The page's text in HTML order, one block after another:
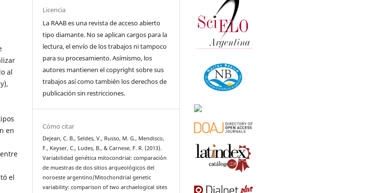
al
en
el
Licencia
La RAAB es una revista de acceso abierto
tipo diamante. No se aplican cargos para la
lectura, el envío de los trabajos ni tampoco
para su procesamiento. Asímismo, los
autores mantienen el copyright sobre sus
trabajos así como también los derechos de
publicación sin restricciones.
Cómo citar
Dejean, C. B., Seldes, V., Russo, M. G., Mendisco,
F., Keyser, C., Ludes, B., & Carnese, F. R. (2013).
Variabilidad genética mitocondrial: comparación
de muestras de dos sitios arqueológicos del
noroeste argentino/Mitochondrial genetic
variability: comparison of two archaelogical sites